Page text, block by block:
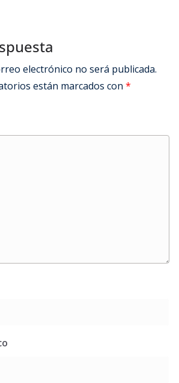
electrónico no será publicada.
están marcados con *